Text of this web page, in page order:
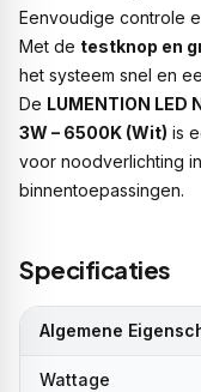
Eenvoudige controle
Met de testknop en
het systeem snel en
De LUMENTION
3W – 6500K (Wit) is
voor noodverlichting
binnentoepassingen.
Specificaties
Algemene
Wattage